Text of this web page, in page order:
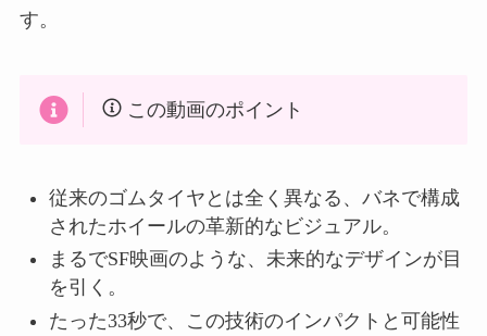
す。
この動画のポイント
従来のゴムタイヤとは全く異なる、バネで構成
されたホイールの革新的なビジュアル。
まるでSF映画のような、未来的なデザインが目
を引く。
たった33秒で、この技術のインパクトと可能性